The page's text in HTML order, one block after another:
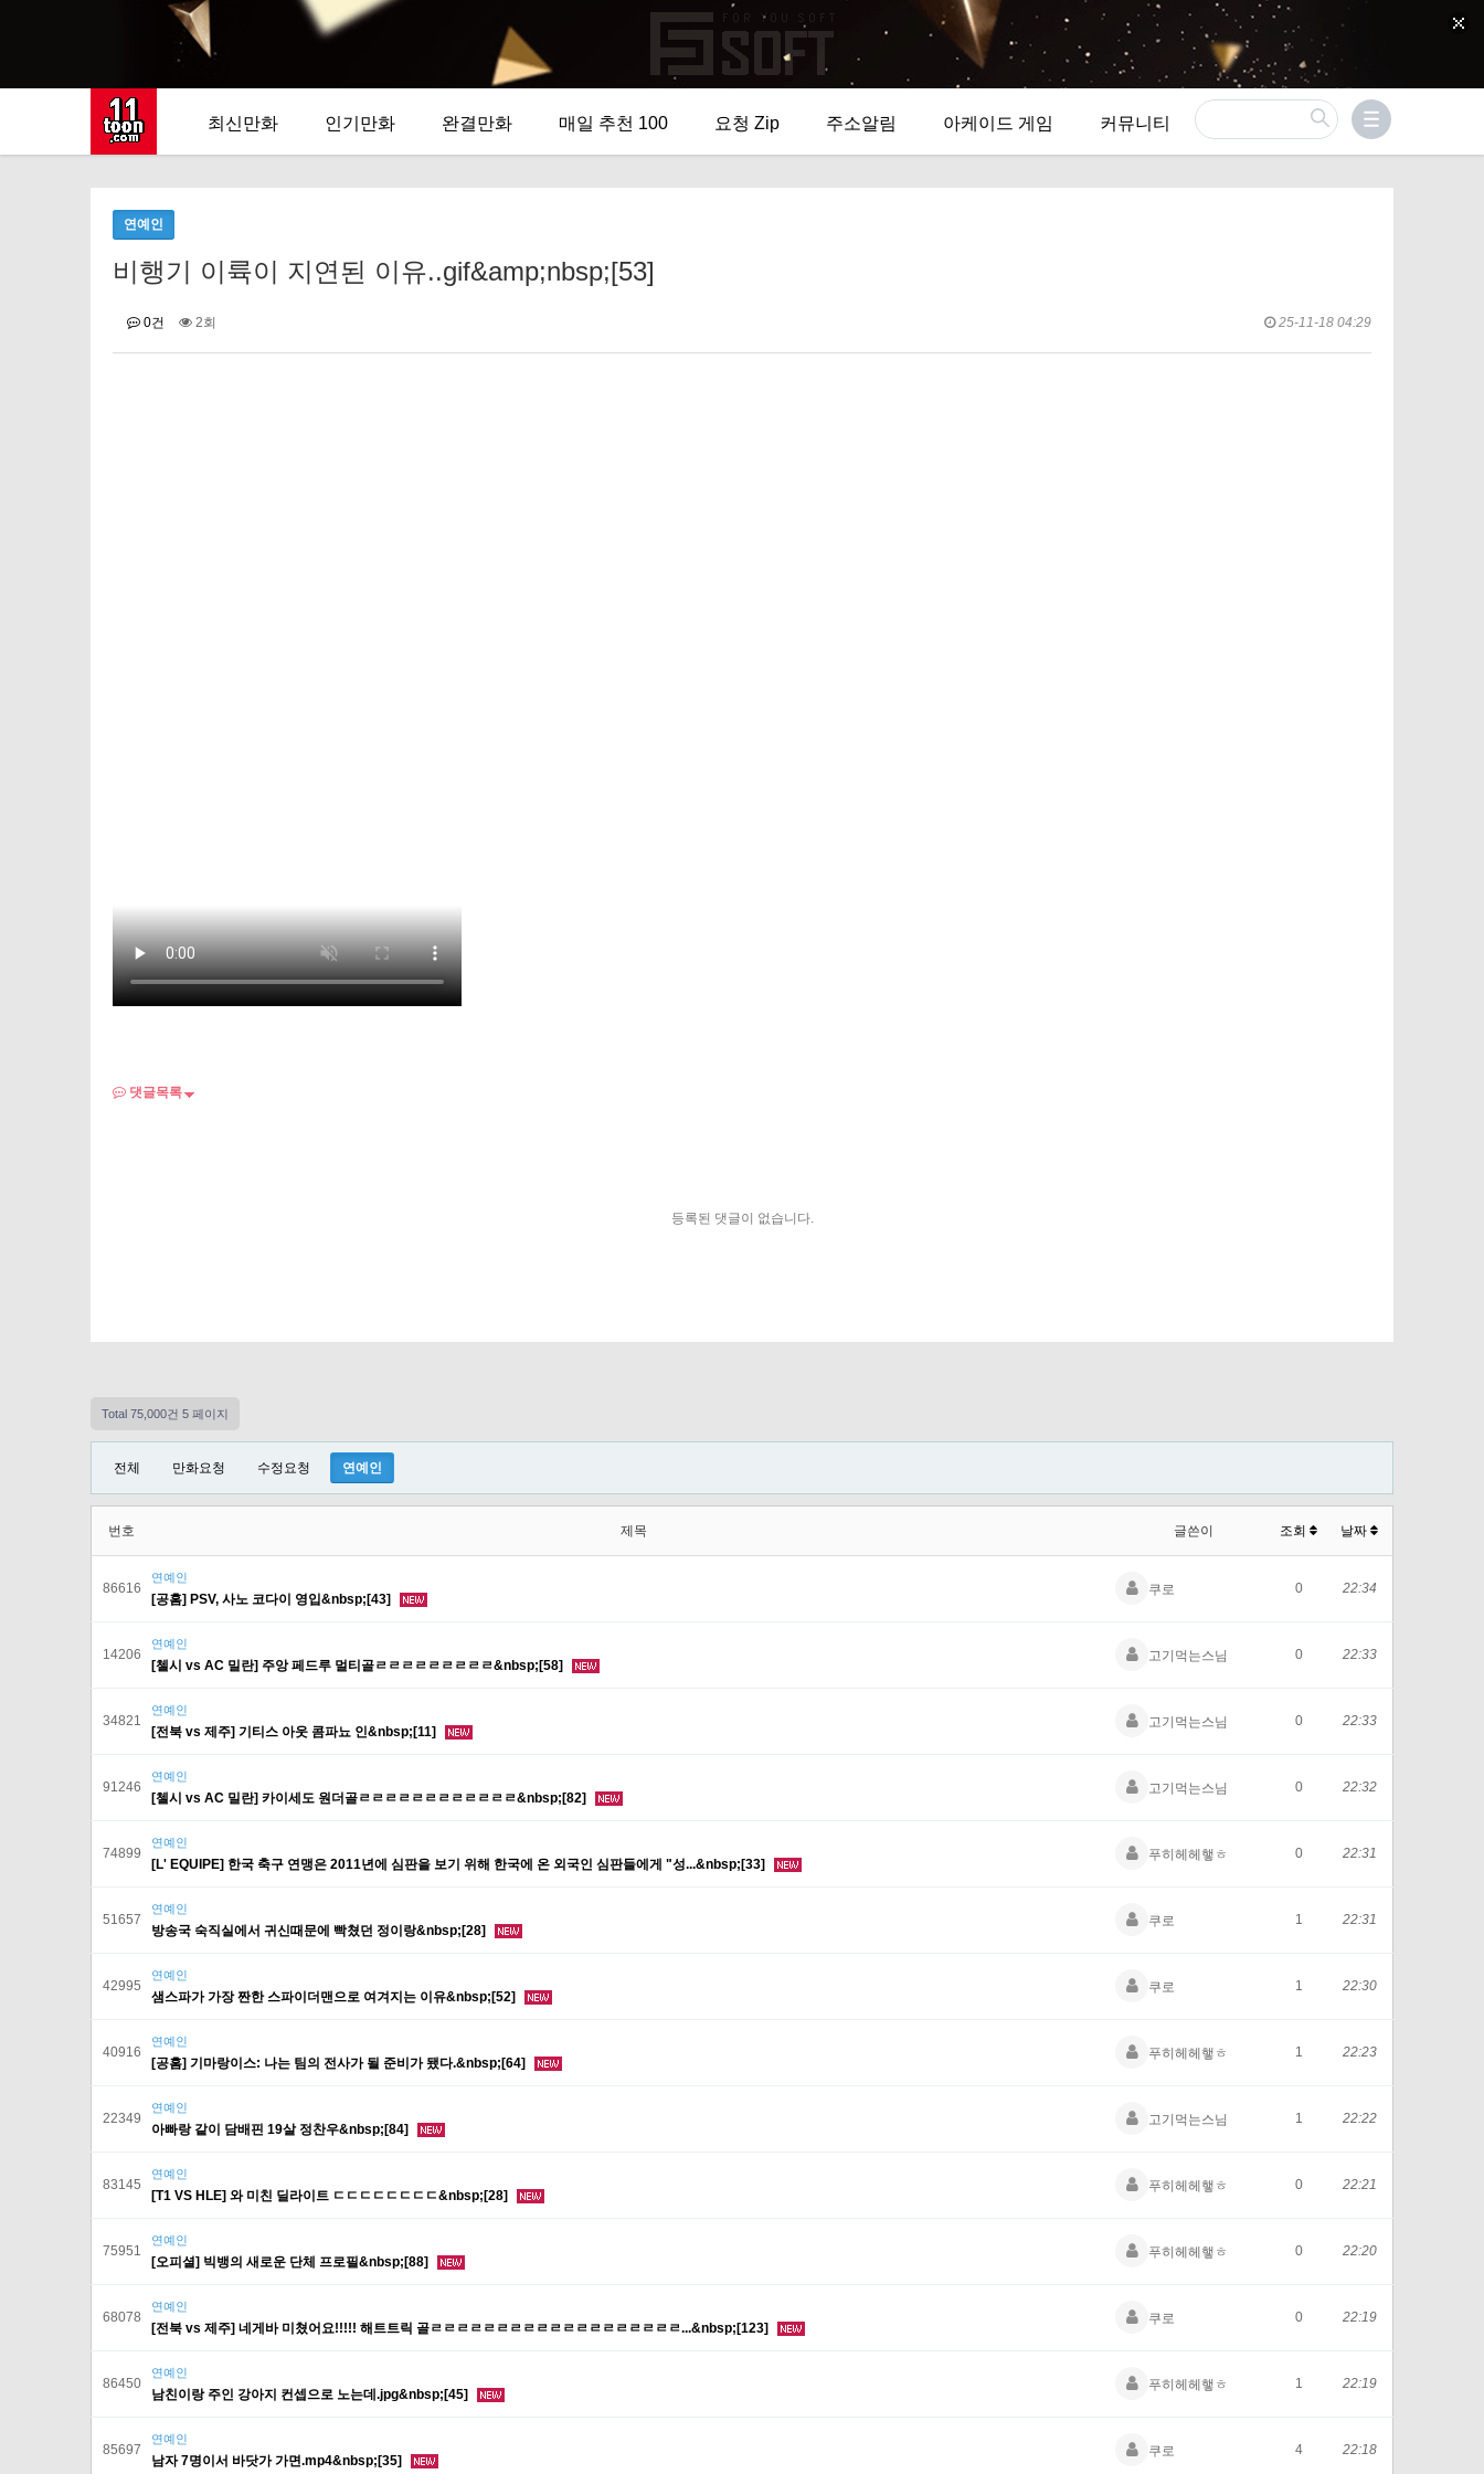
최신만화 인기만화 완결만화 매일 추천 100 요청 Zip 주소알림 아케이드 게임 커뮤니티
연예인
비행기 이륙이 지연된 이유..gif&amp;nbsp;[53]
0건 2회 25-11-18 04:29
댓글목록
등록된 댓글이 없습니다.
Total 75,000건 5 페이지
전체 만화요청 수정요청 연예인
번호 제목 글쓴이 조회 날짜
86616
연예인
[공홈] PSV, 사노 코다이 영입&nbsp;[43]
쿠로 0 22:34
14206
연예인
[첼시 vs AC 밀란] 주앙 페드루 멀티골ㄹㄹㄹㄹㄹㄹㄹㄹㄹ&nbsp;[58]
고기먹는스님 0 22:33
34821
연예인
[전북 vs 제주] 기티스 아웃 콤파뇨 인&nbsp;[11]
고기먹는스님 0 22:33
91246
연예인
[첼시 vs AC 밀란] 카이세도 원더골ㄹㄹㄹㄹㄹㄹㄹㄹㄹㄹㄹㄹ&nbsp;[82]
고기먹는스님 0 22:32
74899
연예인
[L' EQUIPE] 한국 축구 연맹은 2011년에 심판을 보기 위해 한국에 온 외국인 심판들에게 "성...&nbsp;[33]
푸히헤헤햏ㅎ 0 22:31
51657
연예인
방송국 숙직실에서 귀신때문에 빡쳤던 정이랑&nbsp;[28]
쿠로 1 22:31
42995
연예인
샘스파가 가장 짠한 스파이더맨으로 여겨지는 이유&nbsp;[52]
쿠로 1 22:30
40916
연예인
[공홈] 기마랑이스: 나는 팀의 전사가 될 준비가 됐다.&nbsp;[64]
푸히헤헤햏ㅎ 1 22:23
22349
연예인
아빠랑 같이 담배핀 19살 정찬우&nbsp;[84]
고기먹는스님 1 22:22
83145
연예인
[T1 VS HLE] 와 미친 딜라이트 ㄷㄷㄷㄷㄷㄷㄷㄷ&nbsp;[28]
푸히헤헤햏ㅎ 0 22:21
75951
연예인
[오피셜] 빅뱅의 새로운 단체 프로필&nbsp;[88]
푸히헤헤햏ㅎ 0 22:20
68078
연예인
[전북 vs 제주] 네게바 미쳤어요!!!!! 해트트릭 골ㄹㄹㄹㄹㄹㄹㄹㄹㄹㄹㄹㄹㄹㄹㄹㄹㄹㄹㄹ...&nbsp;[123]
쿠로 0 22:19
86450
연예인
남친이랑 주인 강아지 컨셉으로 노는데.jpg&nbsp;[45]
푸히헤헤햏ㅎ 1 22:19
85697
연예인
남자 7명이서 바닷가 가면.mp4&nbsp;[35]
쿠로 4 22:18